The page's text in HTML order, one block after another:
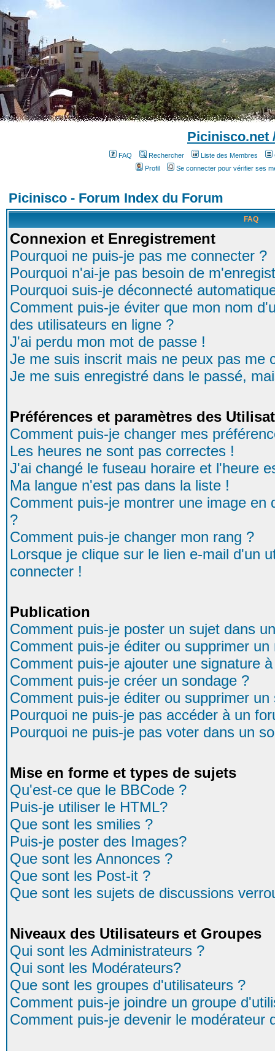
Picinisco.net
FAQ Rechercher Liste des Membres
Profil
Se connecter pour vérifier ses
Picinisco - Forum Index du Forum
FAQ
Connexion et Enregistrement
Pourquoi ne puis-je pas me connecter ?
Pourquoi n'ai-je pas besoin de
Pourquoi suis-je déconnecté
Comment puis-je éviter que mon nom
des utilisateurs en ligne ?
J'ai perdu mon mot de passe !
Je me suis inscrit mais ne peux pas me
Je me suis enregistré dans le passé,
Préférences et paramètres des
Comment puis-je changer mes
Les heures ne sont pas correctes !
J'ai changé le fuseau horaire et l'heure
Ma langue n'est pas dans la liste !
Comment puis-je montrer une image
?
Comment puis-je changer mon rang ?
Lorsque je clique sur le lien e-mail d'un
connecter !
Publication
Comment puis-je poster un sujet dans
Comment puis-je éditer ou supprimer un
Comment puis-je ajouter une signature
Comment puis-je créer un sondage ?
Comment puis-je éditer ou supprimer un
Pourquoi ne puis-je pas accéder à un
Pourquoi ne puis-je pas voter dans un
Mise en forme et types de sujets
Qu'est-ce que le BBCode ?
Puis-je utiliser le HTML?
Que sont les smilies ?
Puis-je poster des Images?
Que sont les Annonces ?
Que sont les Post-it ?
Que sont les sujets de discussions
Niveaux des Utilisateurs et Groupes
Qui sont les Administrateurs ?
Qui sont les Modérateurs?
Que sont les groupes d'utilisateurs ?
Comment puis-je joindre un groupe
Comment puis-je devenir le modérateur